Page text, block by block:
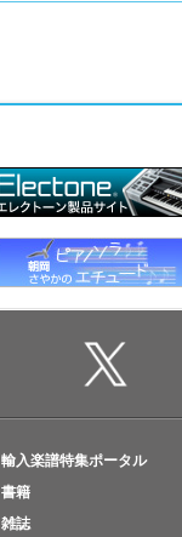
輸入楽譜特集ポータル
書籍
雑誌